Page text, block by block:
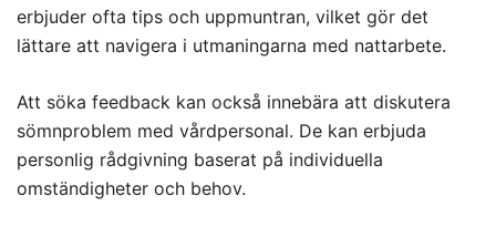
erbjuder ofta tips och uppmuntran, vilket gör det
lättare att navigera i utmaningarna med nattarbete.
Att söka feedback kan också innebära att diskutera
sömnproblem med vårdpersonal. De kan erbjuda
personlig rådgivning baserat på individuella
omständigheter och behov.